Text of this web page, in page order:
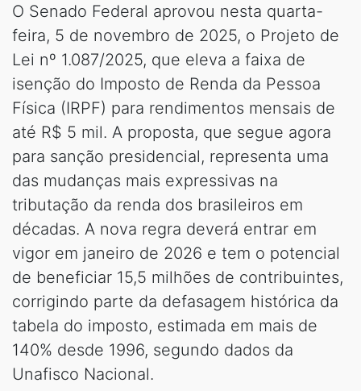
O Senado Federal aprovou nesta quarta-
feira, 5 de novembro de 2025, o Projeto de
Lei nº 1.087/2025, que eleva a faixa de
isenção do Imposto de Renda da Pessoa
Física (IRPF) para rendimentos mensais de
até R$ 5 mil. A proposta, que segue agora
para sanção presidencial, representa uma
das mudanças mais expressivas na
tributação da renda dos brasileiros em
décadas. A nova regra deverá entrar em
vigor em janeiro de 2026 e tem o potencial
de beneficiar 15,5 milhões de contribuintes,
corrigindo parte da defasagem histórica da
tabela do imposto, estimada em mais de
140% desde 1996, segundo dados da
Unafisco Nacional.